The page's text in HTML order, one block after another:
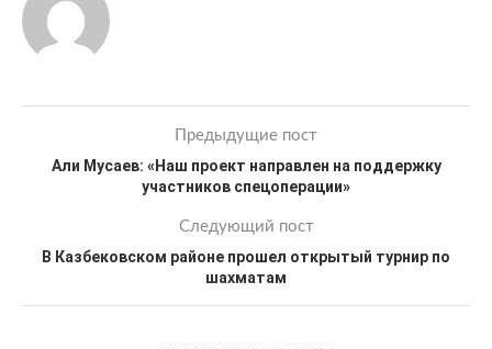
Предыдущие пост
Али Мусаев: «Наш проект направлен на поддержку
участников спецоперации»
Следующий пост
В Казбековском районе прошел открытый турнир по
шахматам